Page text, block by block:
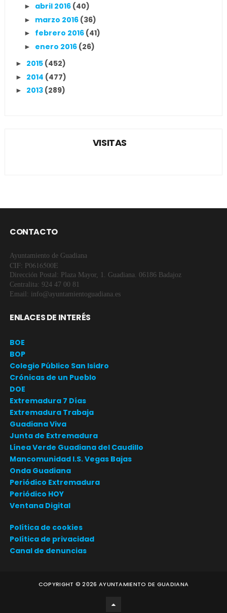
► abril 2016 (40)
► marzo 2016 (36)
► febrero 2016 (41)
► enero 2016 (26)
► 2015 (452)
► 2014 (477)
► 2013 (289)
VISITAS
CONTACTO
Ayuntamiento de Guadiana
CIF: P0616500E
Dirección Postal: Plaza Mayor, 1. Guadiana. 06186 Badajoz
Centralita: 924 47 00 81
Email: info@ayuntamientoguadiana.es
ENLACES DE INTERÉS
BOE
BOP
Colegio Público San Isidro
Crónicas de un Pueblo
DOE
Extremadura 7 Días
Extremadura Trabaja
Guadiana Viva
Junta de Extremadura
Línea Verde Guadiana del Caudillo
Mancomunidad I.S. Vegas Bajas
Onda Guadiana
Periódico Extremadura
Periódico HOY
Ventana Digital
Política de cookies
Política de privacidad
Canal de denuncias
COPYRIGHT ©2026 AYUNTAMIENTO DE GUADIANA